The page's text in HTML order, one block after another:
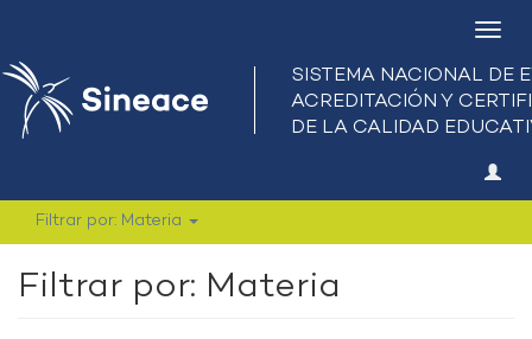
Filtrar por: Materia
Filtrar por: Materia